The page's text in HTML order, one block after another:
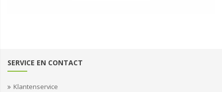
SERVICE EN CONTACT
Klantenservice